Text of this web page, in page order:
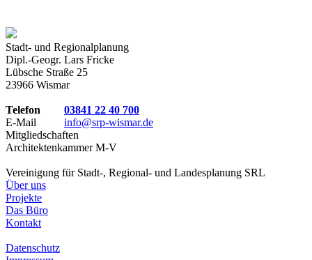
Stadt- und Regionalplanung
Dipl.-Geogr. Lars Fricke
Lübsche Straße 25
23966 Wismar
Telefon
03841 22 40 700
E-Mail
info@srp-wismar.de
Mitgliedschaften
Architektenkammer M-V
Vereinigung für Stadt-, Regional- und Landesplanung SRL
Über uns
Projekte
Das Büro
Kontakt
Datenschutz